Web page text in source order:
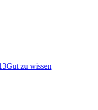
Gut zu wissen